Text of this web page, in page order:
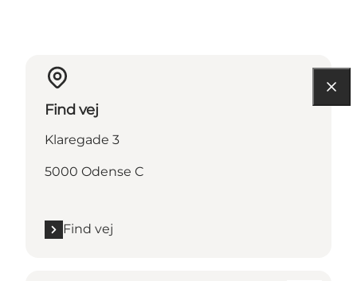
Find vej
Klaregade 3
5000 Odense C
Find vej